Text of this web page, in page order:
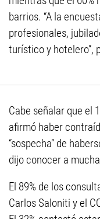
barrios. “A la
profesionales,
turístico y hotelero”,
Cabe señalar que el
afirmó haber
“sospecha” de
dijo conocer a
El 89% de los
Carlos Saloniti y el